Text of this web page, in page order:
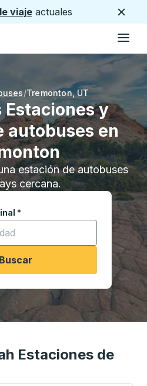
viajeactuales
Tremonton, UT
y
autobuses en
estación de autobuses
cercana.
*
una ciudad para abrir las
Buscar
Estaciones de